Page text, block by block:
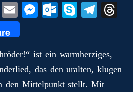
W E
m
ail
M
ng
er
O
ok
.c
S
Te
a
m
ist ein warmherziges,
das den uralten, klugen
den Mittelpunkt stellt. Mit